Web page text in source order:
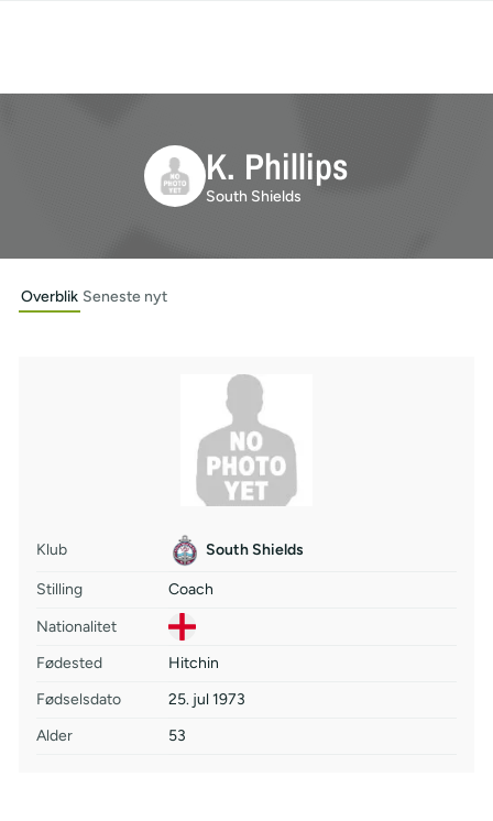
K. Phillips
South Shields
Overblik Seneste nyt
Klub South Shields
Stilling
Coach
Nationalitet
Fødested
Hitchin
Fødselsdato
25. jul 1973
Alder
53